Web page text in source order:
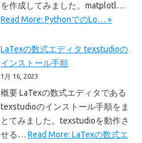
を作成してみました。matplotl…
Read More: PythonでのLo… »
LaTexの数式エディタ texstudioの
インストール手順
1月 16, 2023
概要 LaTexの数式エディタである
texstudioのインストール手順をま
とてみました。texstudioを動作さ
せる… Read More: LaTexの数式エ